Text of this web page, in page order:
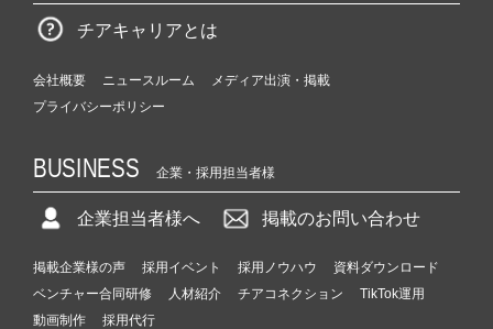
チアキャリアとは
会社概要 ニュースルーム
メディア出演・掲載
プライバシーポリシー
BUSINESS 企業・採用担当者様
企業担当者様へ 掲載のお問い合わせ
掲載企業様の声 採用イベント 採用ノウハウ
資料ダウンロード
ベンチャー合同研修
人材紹介 チアコネクション
TikTok運用
動画制作
採用代行